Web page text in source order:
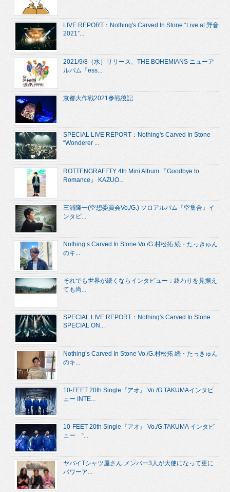
LIVE REPORT：Nothing's Carved In Stone “Live at 野音
2021”...
2021/9/8（水）リリース、THE BOHEMIANS ニューア
ルバム『ess...
京都大作戦2021参戦後記
SPECIAL LIVE REPORT：Nothing's Carved In Stone
“Wonderer ...
ROTTENGRAFFTY 4th Mini Album 『Goodbye to
Romance』 KAZUO...
三浦隆一(空想委員会Vo./G.) ソロアルバム『空集合』イ
ンタビ...
Nothing’s Carved In Stone Vo./G.村松拓 続・たっきゅん
のキ...
それでも世界が続くならインタビュー：終わりを見据え
ても尚...
SPECIAL LIVE REPORT：Nothing's Carved In Stone
SPECIAL ON...
Nothing’s Carved In Stone Vo./G.村松拓 続・たっきゅん
のキ...
10-FEET 20th Single『アオ』 Vo./G.TAKUMAインタビ
ュー INTE...
10-FEET 20th Single『アオ』 Vo./G.TAKUMA インタビ
ュー “...
ヤバイTシャツ屋さん メンバー3人が大使になって更に
パワーア...